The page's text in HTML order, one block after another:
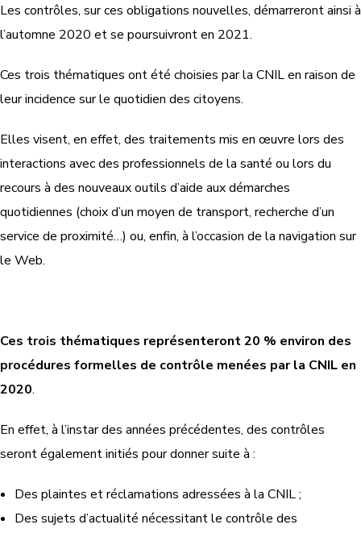
Les contrôles, sur ces obligations nouvelles, démarreront ainsi à
l’automne 2020 et se poursuivront en 2021.
Ces trois thématiques ont été choisies par la CNIL en raison de
leur incidence sur le quotidien des citoyens.
Elles visent, en effet, des traitements mis en œuvre lors des
interactions avec des professionnels de la santé ou lors du
recours à des nouveaux outils d’aide aux démarches
quotidiennes (choix d’un moyen de transport, recherche d’un
service de proximité…) ou, enfin, à l’occasion de la navigation sur
le Web.
Ces trois thématiques représenteront 20 % environ des
procédures formelles de contrôle menées par la CNIL en
2020.
En effet, à l’instar des années précédentes, des contrôles
seront également initiés pour donner suite à :
Des plaintes et réclamations adressées à la CNIL ;
Des sujets d’actualité nécessitant le contrôle des